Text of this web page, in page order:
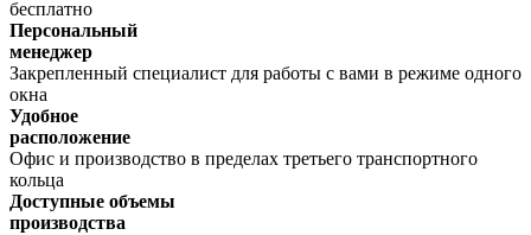
бесплатно
Персональный
менеджер
Закрепленный специалист для работы с вами в режиме одного
окна
Удобное
расположение
Офис и производство в пределах третьего транспортного
кольца
Доступные объемы
производства